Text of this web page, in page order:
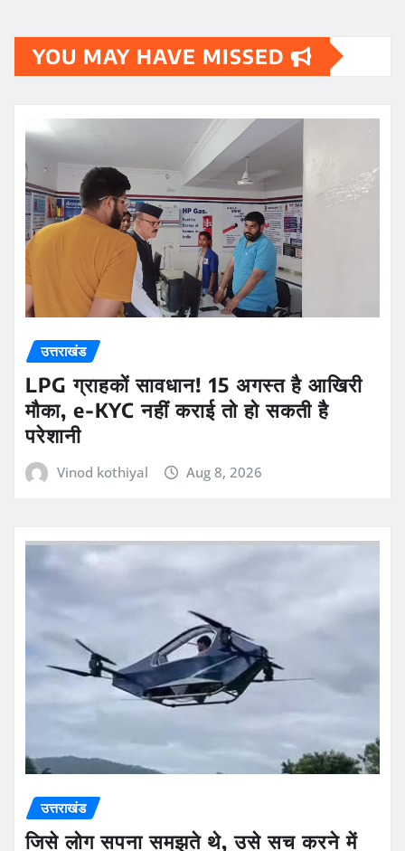
YOU MAY HAVE MISSED
उत्तराखंड
LPG ग्राहकों सावधान! 15 अगस्त है आखिरी
मौका, e-KYC नहीं कराई तो हो सकती है
परेशानी
Vinod kothiyal Aug 8, 2026
उत्तराखंड
जिसे लोग सपना समझते थे, उसे सच करने में